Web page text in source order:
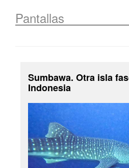
Pantallas
Sumbawa. Otra isla
Indonesia